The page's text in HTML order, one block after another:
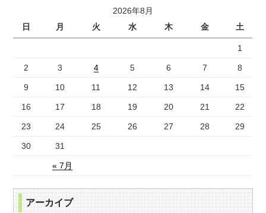
2026年8月
日
月 火 水 木 金 土
« 7月
1
2 3 4 5 6 7 8
9 10 11 12 13 14 15
16 17 18 19 20 21 22
23 24 25 26 27 28 29
30 31
アーカイブ